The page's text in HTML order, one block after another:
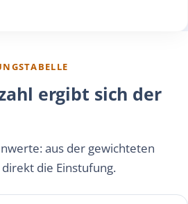
ergibt sich der
aus der gewichteten
die Einstufung.